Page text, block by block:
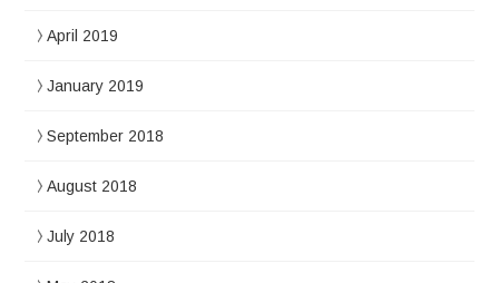
April 2019
January 2019
September 2018
August 2018
July 2018